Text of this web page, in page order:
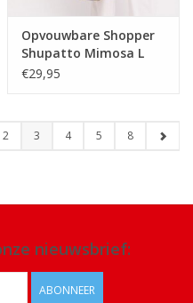
Opvouwbare Shopper
Shupatto Mimosa L
€29,95
2 3 4 5 8
nieuwsbrief:
ABONNEER